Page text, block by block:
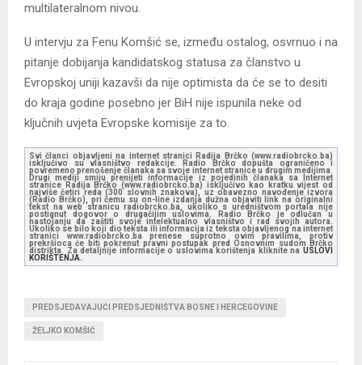
multilateralnom nivou.
U intervju za Fenu Komšić se, između ostalog, osvrnuo i na
pitanje dobijanja kandidatskog statusa za članstvo u
Evropskoj uniji kazavši da nije optimista da će se to desiti
do kraja godine posebno jer BiH nije ispunila neke od
ključnih uvjeta Evropske komisije za to.
Svi članci objavljeni na internet stranici Radija Brčko (www.radiobrcko.ba)
isključivo su vlasništvo redakcije. Radio Brčko dopušta ograničeno i
povremeno prenošenje članaka sa svoje internet stranice u drugim medijima.
Drugi mediji smiju prenijeti informacije iz pojedinih članaka sa Internet
stranice Radija Brčko (www.radiobrcko.ba) isključivo kao kratku vijest od
najviše četiri reda (300 slovnih znakova), uz obavezno navođenje izvora
(Radio Brčko), pri čemu su on-line izdanja dužna objaviti link na originalni
tekst na web stranicu radiobrcko.ba, ukoliko s uredništvom portala nije
postignut dogovor o drugačijim uslovima. Radio Brčko je odlučan u
nastojanju da zaštiti svoje intelektualno vlasništvo i rad svojih autora.
Ukoliko se bilo koji dio teksta ili informacija iz teksta objavljenog na internet
stranici www.radiobrcko.ba prenese suprotno ovim pravilima, protiv
prekršioca će biti pokrenut pravni postupak pred Osnovnim sudom Brčko
distrikta. Za detaljnije informacije o uslovima korištenja kliknite na USLOVI
KORIŠTENJA.
PREDSJEDAVAJUĆI PREDSJEDNIŠTVA BOSNE I HERCEGOVINE
ŽELJKO KOMŠIĆ